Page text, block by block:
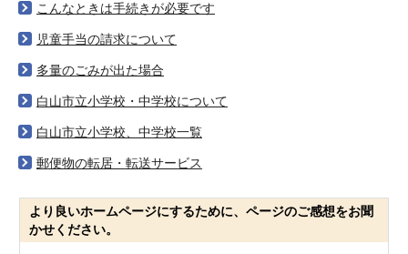
こんなときは手続きが必要です
児童手当の請求について
多量のごみが出た場合
白山市立小学校・中学校について
白山市立小学校、中学校一覧
郵便物の転居・転送サービス
より良いホームページにするために、ページのご感想をお聞
かせください。